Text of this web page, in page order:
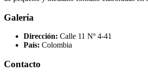
Galería
Dirección: Calle 11 Nº 4-41
País: Colombia
Contacto